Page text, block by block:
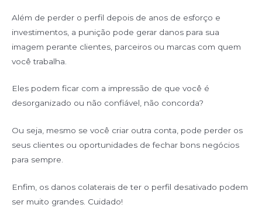
Além de perder o perfil depois de anos de esforço e
investimentos, a punição pode gerar danos para sua
imagem perante clientes, parceiros ou marcas com quem
você trabalha.
Eles podem ficar com a impressão de que você é
desorganizado ou não confiável, não concorda?
Ou seja, mesmo se você criar outra conta, pode perder os
seus clientes ou oportunidades de fechar bons negócios
para sempre.
Enfim, os danos colaterais de ter o perfil desativado podem
ser muito grandes. Cuidado!